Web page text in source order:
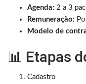
Agenda: 2 a 3
Remuneração:
Modelo de
📊 Etapas
Cadastro